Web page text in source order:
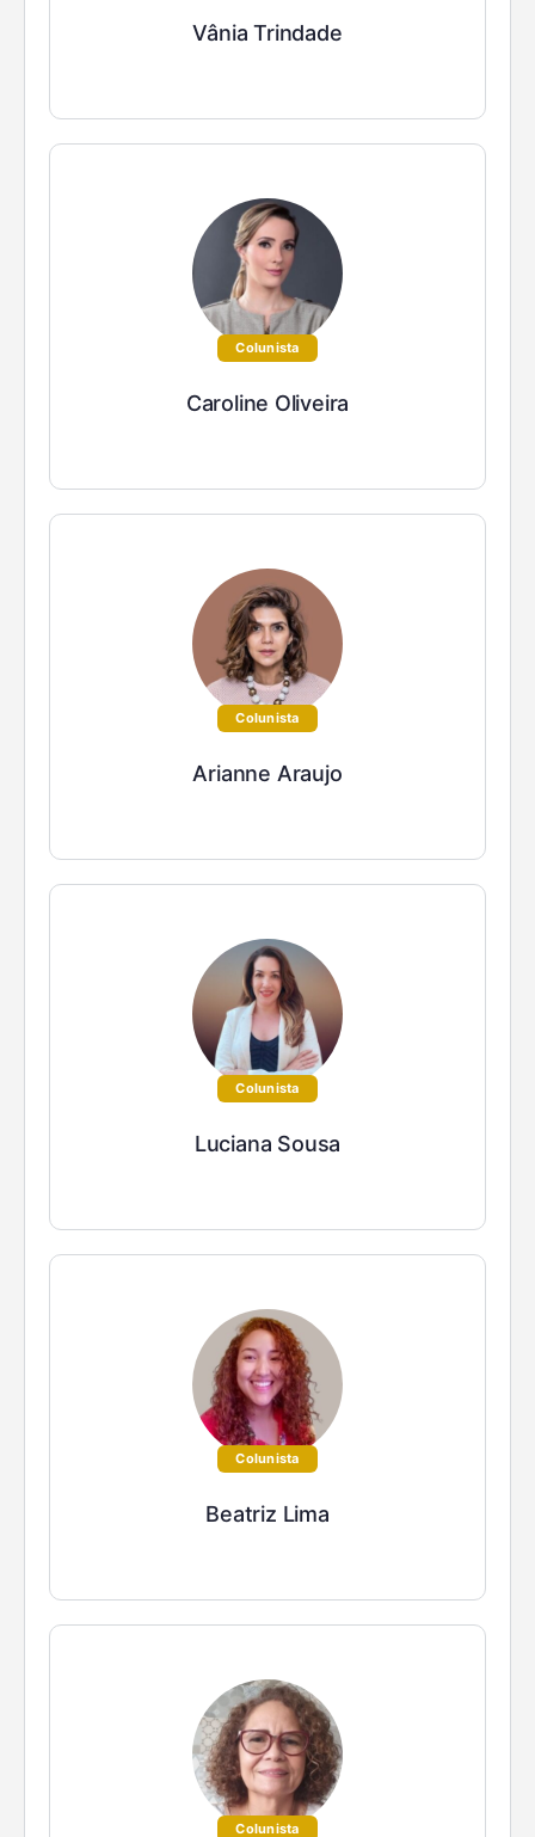
Vânia Trindade
Colunista
Caroline Oliveira
Colunista
Arianne Araujo
Colunista
Luciana Sousa
Colunista
Beatriz Lima
Colunista